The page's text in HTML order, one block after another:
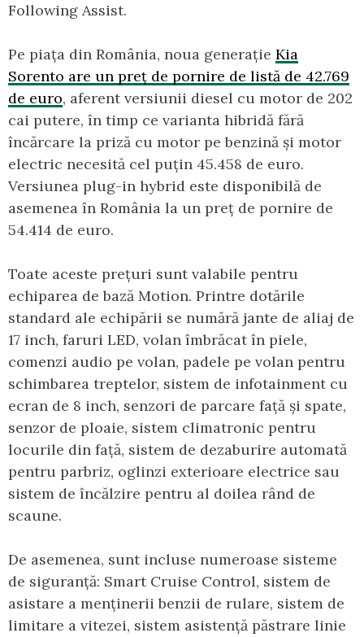
Following Assist.
Pe piața din România, noua generație Kia
Sorento are un preț de pornire de listă de 42.769
de euro, aferent versiunii diesel cu motor de 202
cai putere, în timp ce varianta hibridă fără
încărcare la priză cu motor pe benzină și motor
electric necesită cel puțin 45.458 de euro.
Versiunea plug-in hybrid este disponibilă de
asemenea în România la un preț de pornire de
54.414 de euro.
Toate aceste prețuri sunt valabile pentru
echiparea de bază Motion. Printre dotările
standard ale echipării se numără jante de aliaj de
17 inch, faruri LED, volan îmbrăcat în piele,
comenzi audio pe volan, padele pe volan pentru
schimbarea treptelor, sistem de infotainment cu
ecran de 8 inch, senzori de parcare față și spate,
senzor de ploaie, sistem climatronic pentru
locurile din față, sistem de dezaburire automată
pentru parbriz, oglinzi exterioare electrice sau
sistem de încălzire pentru al doilea rând de
scaune.
De asemenea, sunt incluse numeroase sisteme
de siguranță: Smart Cruise Control, sistem de
asistare a menținerii benzii de rulare, sistem de
limitare a vitezei, sistem asistență păstrare linie